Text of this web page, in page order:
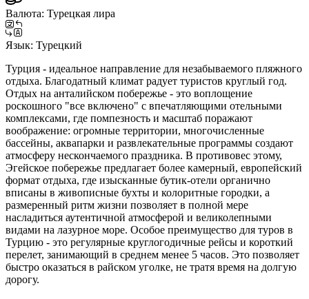
Валюта: Турецкая лира
Язык: Турецкий
Турция - идеальное направление для незабываемого пляжного
отдыха. Благодатный климат радует туристов круглый год.
Отдых на анталийском побережье - это воплощение
роскошного "все включено" с впечатляющими отельными
комплексами, где помпезность и масштаб поражают
воображение: огромные территории, многочисленные
бассейны, аквапарки и развлекательные программы создают
атмосферу нескончаемого праздника. В противовес этому,
Эгейское побережье предлагает более камерный, европейский
формат отдыха, где изысканные бутик-отели органично
вписаны в живописные бухты и колоритные городки, а
размеренный ритм жизни позволяет в полной мере
насладиться аутентичной атмосферой и великолепными
видами на лазурное море. Особое преимущество для туров в
Турцию - это регулярные круглогодичные рейсы и короткий
перелет, занимающий в среднем менее 5 часов. Это позволяет
быстро оказаться в райском уголке, не тратя время на долгую
дорогу.